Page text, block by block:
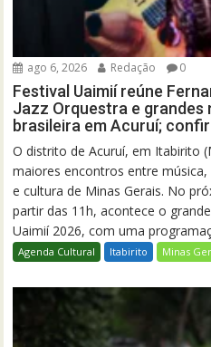
ago 6, 2026 Redação 0
Festival Uaimií reúne
Jazz Orquestra e grandes
brasileira em Acuruí;
O distrito de Acuruí, em Itabirito
maiores encontros entre
e cultura de Minas Gerais. No
partir das 11h, acontece o
Uaimií 2026, com uma
Agenda Cultural Itabirito Minas